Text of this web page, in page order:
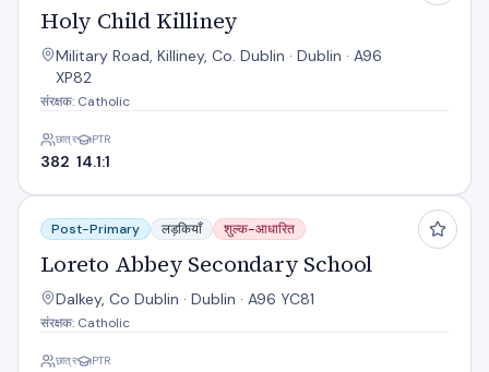
Holy Child Killiney
Military Road, Killiney, Co. Dublin · Dublin · A96
XP82
संरक्षक: Catholic
छात्र
382
PTR
14.1:1
Loreto Abbey Secondary School
Post-Primary लड़कियाँ शुल्क-आधारित
Loreto Abbey Secondary School
Dalkey, Co Dublin · Dublin · A96 YC81
संरक्षक: Catholic
छात्र PTR